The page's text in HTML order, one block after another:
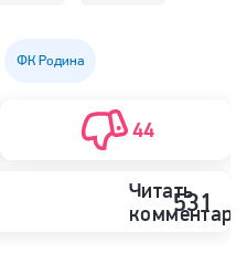
ФК Родина
44
Читать531